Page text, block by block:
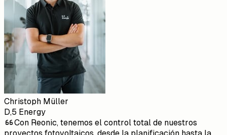
Christoph Müller
D,5 Energy
Con Reonic, tenemos el control total de nuestros